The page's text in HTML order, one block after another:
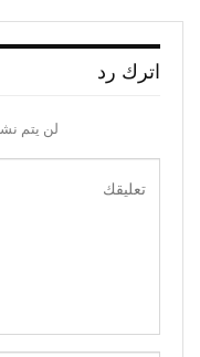
اترك رد
لن يتم